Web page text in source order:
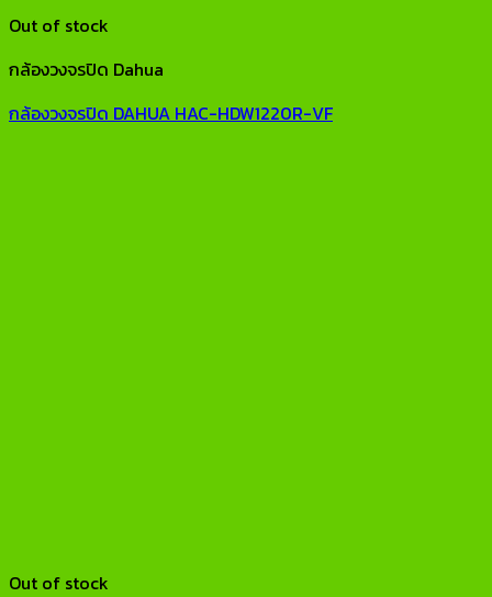
Out of stock
กล้องวงจรปิด Dahua
กล้องวงจรปิด DAHUA HAC-HDW1220R-VF
Out of stock